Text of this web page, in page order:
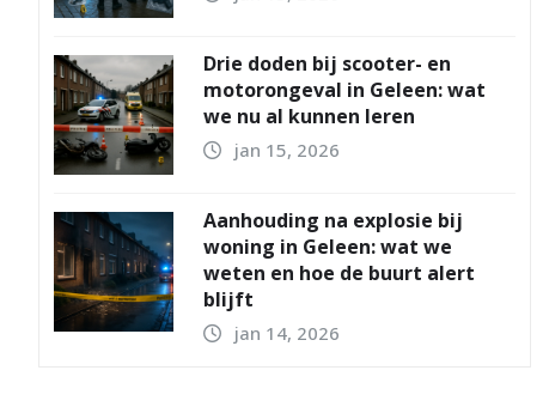
Drie doden bij scooter- en
motorongeval in Geleen: wat
we nu al kunnen leren
jan 15, 2026
Aanhouding na explosie bij
woning in Geleen: wat we
weten en hoe de buurt alert
blijft
jan 14, 2026